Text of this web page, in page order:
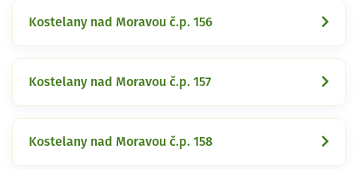
Kostelany nad Moravou č.p. 156
Kostelany nad Moravou č.p. 157
Kostelany nad Moravou č.p. 158